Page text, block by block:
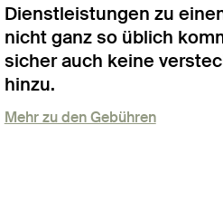
Dienstleistungen zu
nicht ganz so üblich
sicher auch keine
hinzu.
Mehr zu den Gebühren